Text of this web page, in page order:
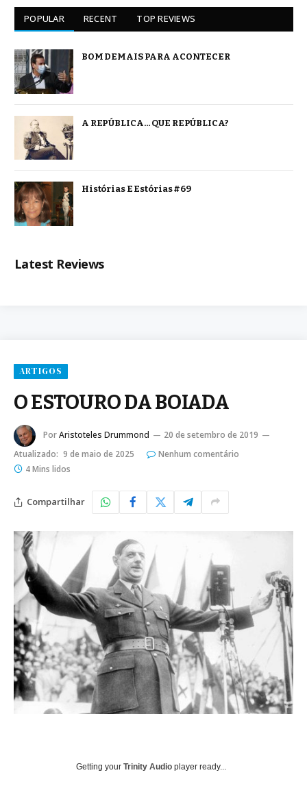
POPULAR RECENT TOP REVIEWS
BOM DEMAIS PARA ACONTECER
A REPÚBLICA… QUE REPÚBLICA?
Histórias E Estórias #69
Latest Reviews
ARTIGOS
O ESTOURO DA BOIADA
PorAristoteles Drummond
20 de setembro de 2019
Atualizado: 9 de maio de 2025
Nenhum comentário
4 Mins lidos
Compartilhar
Getting your Trinity Audio player ready...